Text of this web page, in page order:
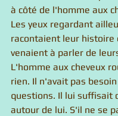
à côté de l'homme aux
Les yeux regardant
racontaient leur histoire
venaient à parler de
L'homme aux cheveux
rien. Il n'avait pas
questions. Il lui suffisait
autour de lui. S'il ne se